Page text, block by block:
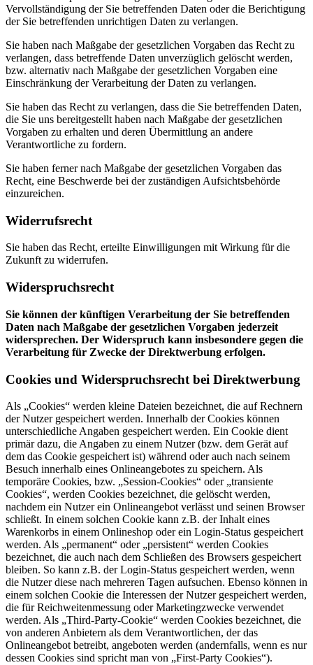
Vervollständigung der Sie betreffenden Daten oder die Berichtigung
der Sie betreffenden unrichtigen Daten zu verlangen.
Sie haben nach Maßgabe der gesetzlichen Vorgaben das Recht zu
verlangen, dass betreffende Daten unverzüglich gelöscht werden,
bzw. alternativ nach Maßgabe der gesetzlichen Vorgaben eine
Einschränkung der Verarbeitung der Daten zu verlangen.
Sie haben das Recht zu verlangen, dass die Sie betreffenden Daten,
die Sie uns bereitgestellt haben nach Maßgabe der gesetzlichen
Vorgaben zu erhalten und deren Übermittlung an andere
Verantwortliche zu fordern.
Sie haben ferner nach Maßgabe der gesetzlichen Vorgaben das
Recht, eine Beschwerde bei der zuständigen Aufsichtsbehörde
einzureichen.
Widerrufsrecht
Sie haben das Recht, erteilte Einwilligungen mit Wirkung für die
Zukunft zu widerrufen.
Widerspruchsrecht
Sie können der künftigen Verarbeitung der Sie betreffenden
Daten nach Maßgabe der gesetzlichen Vorgaben jederzeit
widersprechen. Der Widerspruch kann insbesondere gegen die
Verarbeitung für Zwecke der Direktwerbung erfolgen.
Cookies und Widerspruchsrecht bei Direktwerbung
Als „Cookies“ werden kleine Dateien bezeichnet, die auf Rechnern
der Nutzer gespeichert werden. Innerhalb der Cookies können
unterschiedliche Angaben gespeichert werden. Ein Cookie dient
primär dazu, die Angaben zu einem Nutzer (bzw. dem Gerät auf
dem das Cookie gespeichert ist) während oder auch nach seinem
Besuch innerhalb eines Onlineangebotes zu speichern. Als
temporäre Cookies, bzw. „Session-Cookies“ oder „transiente
Cookies“, werden Cookies bezeichnet, die gelöscht werden,
nachdem ein Nutzer ein Onlineangebot verlässt und seinen Browser
schließt. In einem solchen Cookie kann z.B. der Inhalt eines
Warenkorbs in einem Onlineshop oder ein Login-Status gespeichert
werden. Als „permanent“ oder „persistent“ werden Cookies
bezeichnet, die auch nach dem Schließen des Browsers gespeichert
bleiben. So kann z.B. der Login-Status gespeichert werden, wenn
die Nutzer diese nach mehreren Tagen aufsuchen. Ebenso können in
einem solchen Cookie die Interessen der Nutzer gespeichert werden,
die für Reichweitenmessung oder Marketingzwecke verwendet
werden. Als „Third-Party-Cookie“ werden Cookies bezeichnet, die
von anderen Anbietern als dem Verantwortlichen, der das
Onlineangebot betreibt, angeboten werden (andernfalls, wenn es nur
dessen Cookies sind spricht man von „First-Party Cookies“).